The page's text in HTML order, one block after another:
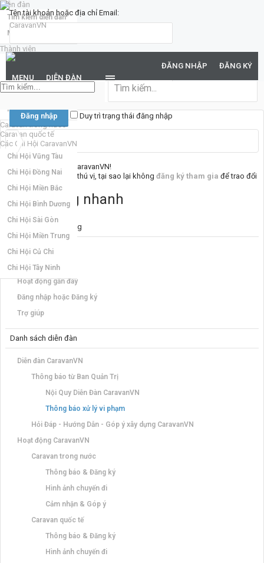
Diễn đàn
Tìm kiếm diễn đàn
Mới nhất
Thành viên
Notable Members
Đang trực tuyến
Hoạt động gần đây
New Profile Posts
Caravan trong nước
Caravan quốc tế
Các Chi Hội CaravanVN
Chi Hội Vũng Tàu
Chi Hội Đồng Nai
Chi Hội Miền Bắc
Chi Hội Bình Dương
Chi Hội Sài Gòn
Chi Hội Miền Trung
Chi Hội Củ Chi
Chi Hội Tây Ninh
Tên tài khoản hoặc địa chỉ Email:
Mật khẩu:
Bạn đã quên mật khẩu?
Duy trì trạng thái đăng nhập
MENU DIỄN ĐÀN
ĐĂNG NHẬP ĐĂNG KÝ
Chào mừng đến với CaravanVN!
Nếu bạn thấy nơi đây thú vị, tại sao lại không đăng ký tham gia để trao đổi
cùng mọi người. :)
Điều hướng nhanh
Liên kết thường dùng
Diễn đàn
Notable Members
Hoạt động gần đây
Đăng nhập hoặc Đăng ký
Trợ giúp
Danh sách diễn đàn
Diễn đàn CaravanVN
Thông báo từ Ban Quản Trị
Nội Quy Diễn Đàn CaravanVN
Thông báo xử lý vi phạm
Hỏi Đáp - Hướng Dẫn - Góp ý xây dựng CaravanVN
Hoạt động CaravanVN
Caravan trong nước
Thông báo & Đăng ký
Hình ảnh chuyến đi
Cảm nhận & Góp ý
Caravan quốc tế
Thông báo & Đăng ký
Hình ảnh chuyến đi